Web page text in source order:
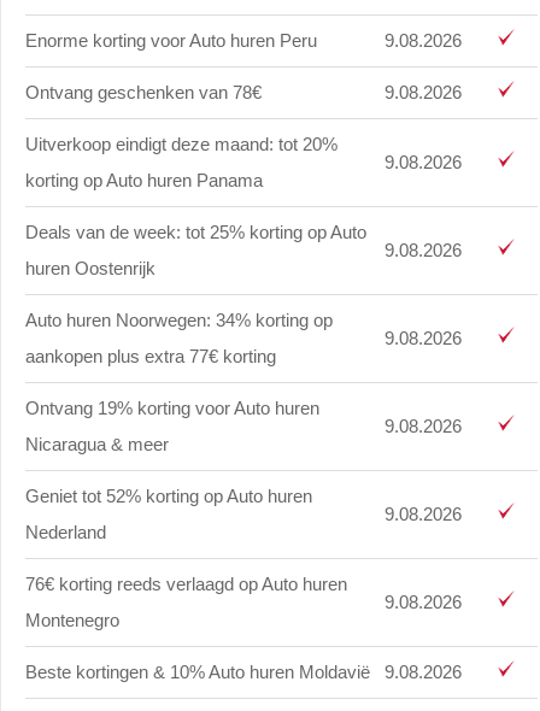
Enorme korting voor Auto huren Peru 9.08.2026
Ontvang geschenken van 78€ 9.08.2026
Uitverkoop eindigt deze maand: tot 20%
korting op Auto huren Panama
9.08.2026
Deals van de week: tot 25% korting op Auto
huren Oostenrijk
9.08.2026
Auto huren Noorwegen: 34% korting op
aankopen plus extra 77€ korting
9.08.2026
Ontvang 19% korting voor Auto huren
Nicaragua & meer
9.08.2026
Geniet tot 52% korting op Auto huren
Nederland
9.08.2026
76€ korting reeds verlaagd op Auto huren
Montenegro
9.08.2026
Beste kortingen & 10% Auto huren Moldavië 9.08.2026